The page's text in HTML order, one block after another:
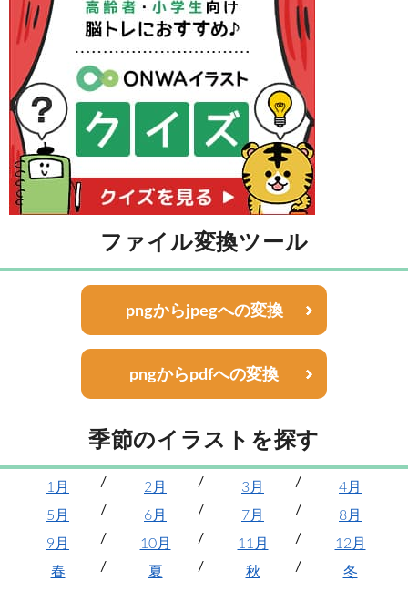
ファイル変換ツール
pngからjpegへの変換
pngからpdfへの変換
季節のイラストを探す
1月 2月 3月
4月
5月
6月 7月
8月
9月
10月 11月
12月
春
夏 秋 冬